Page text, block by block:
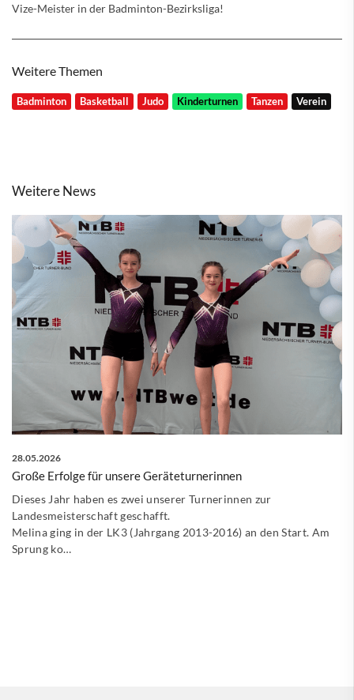
Vize-Meister in der Badminton-Bezirksliga!
Weitere Themen
Badminton Basketball Judo Kinderturnen Tanzen Verein
Weitere News
28.05.2026
Große Erfolge für unsere Geräteturnerinnen
Dieses Jahr haben es zwei unserer Turnerinnen zur
Landesmeisterschaft geschafft.
Melina ging in der LK3 (Jahrgang 2013-2016) an den Start. Am
Sprung ko…